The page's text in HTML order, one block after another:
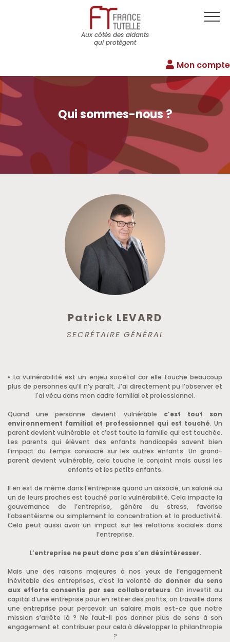
Aux côtés des aidants
qui protègent
Mon compte
Qui sommes-nous ?
Patrick LEVARD
SECRÉTAIRE GÉNÉRAL
« La vulnérabilité est un enjeu sociétal car elle touche beaucoup
plus de personnes qu’il n’y paraît. J’ai directement pu l’observer et
l'ai vécu dans mon cadre familial et professionnel.
Quand une personne devient vulnérable c’est tout son
environnement familial et professionnel qui est touché. Un
parent devient vulnérable et c’est toute la famille qui est touchée.
Les parents qui élèvent des enfants handicapés savent bien
l’impact du temps consacré sur les autres enfants. Un grand-
parent devient vulnérable, cela touche le conjoint mais aussi les
enfants et les petits enfants.
Il en est de même dans l’entreprise quand un associé, un salarié ou
un de leurs proches est touché par la vulnérabilité. Cela impacte la
gouvernance de l’entreprise, génère du stress, favorise
l’absentéisme ou simplement la concentration et la productivité.
Cela peut aussi avoir un impact sur les relations sociales dans
l’entreprise.
L’entreprise ne peut donc pas s’en désintéresser.
Mais une des raisons majeures à nos yeux de l’engagement
inévitable des entreprises, c’est la volonté de donner du sens
aux efforts consentis par ses collaborateurs. On investit au
capital d’une entreprise pour en retirer des profits, on travaille dans
une entreprise pour percevoir un salaire mais est-ce que notre
mission s’arrête là ? Ne faut-il pas donner plus de sens à son
engagement et contribuer pour cela à développer la philanthropie
?